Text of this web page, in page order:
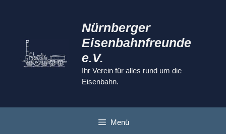
Nürnberger
Eisenbahnfreunde
e.V.
Ihr Verein für alles rund um die
Eisenbahn.
Menü